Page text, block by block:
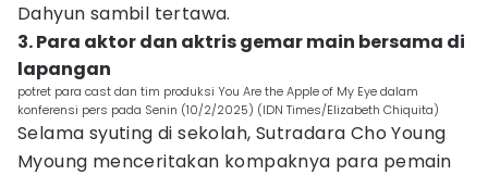
Dahyun sambil tertawa.
3. Para aktor dan aktris gemar main bersama di
lapangan
potret para cast dan tim produksi You Are the Apple of My Eye dalam
konferensi pers pada Senin (10/2/2025) (IDN Times/Elizabeth Chiquita)
Selama syuting di sekolah, Sutradara Cho Young
Myoung menceritakan kompaknya para pemain